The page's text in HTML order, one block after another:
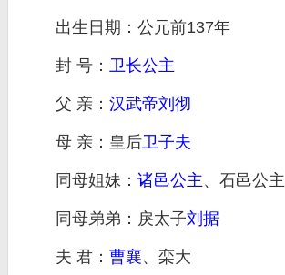
出生日期：公元前137年
封 号： 卫长公主
父 亲： 汉武帝刘彻
母 亲：皇后卫子夫
同母姐妹： 诸邑公主、石邑公主
同母弟弟：戾太子刘据
夫 君： 曹襄、栾大